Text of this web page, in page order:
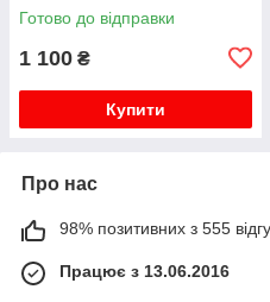
Готово до відправки
1 100 ₴
Купити
Про нас
98% позитивних з 555
Працює з 13.06.2016